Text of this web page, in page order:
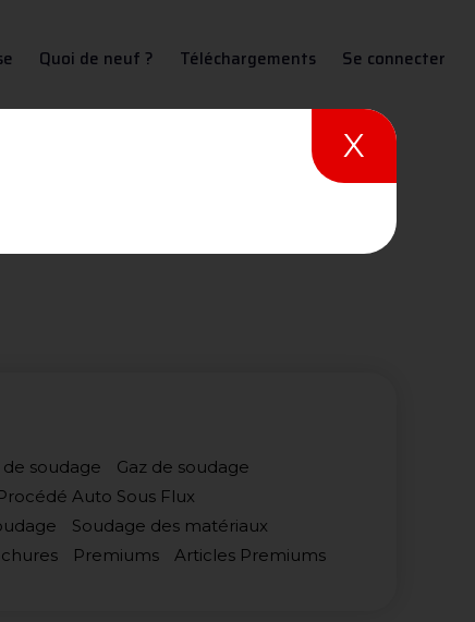
Quoi de neuf ? Téléchargements Se connecter
soudage
Gaz de soudage
Auto Sous Flux
Soudage des matériaux
Premiums Articles Premiums
X